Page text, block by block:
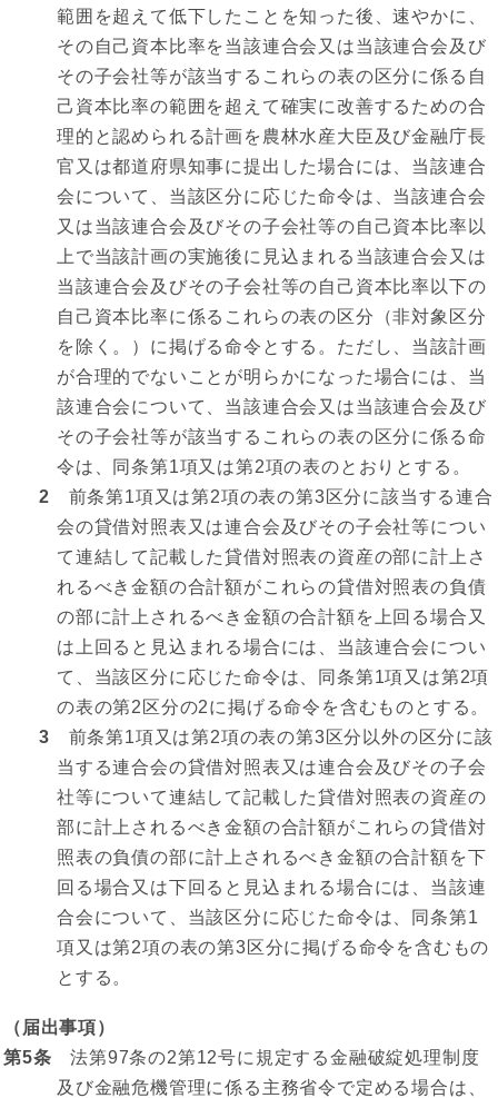
範囲を超えて低下したことを知った後、速やかに、
その自己資本比率を当該連合会又は当該連合会及び
その子会社等が該当するこれらの表の区分に係る自
己資本比率の範囲を超えて確実に改善するための合
理的と認められる計画を農林水産大臣及び金融庁長
官又は都道府県知事に提出した場合には、当該連合
会について、当該区分に応じた命令は、当該連合会
又は当該連合会及びその子会社等の自己資本比率以
上で当該計画の実施後に見込まれる当該連合会又は
当該連合会及びその子会社等の自己資本比率以下の
自己資本比率に係るこれらの表の区分（非対象区分
を除く。）に掲げる命令とする。ただし、当該計画
が合理的でないことが明らかになった場合には、当
該連合会について、当該連合会又は当該連合会及び
その子会社等が該当するこれらの表の区分に係る命
令は、同条第1項又は第2項の表のとおりとする。
2 前条第1項又は第2項の表の第3区分に該当する連合
会の貸借対照表又は連合会及びその子会社等につい
て連結して記載した貸借対照表の資産の部に計上さ
れるべき金額の合計額がこれらの貸借対照表の負債
の部に計上されるべき金額の合計額を上回る場合又
は上回ると見込まれる場合には、当該連合会につい
て、当該区分に応じた命令は、同条第1項又は第2項
の表の第2区分の2に掲げる命令を含むものとする。
3 前条第1項又は第2項の表の第3区分以外の区分に該
当する連合会の貸借対照表又は連合会及びその子会
社等について連結して記載した貸借対照表の資産の
部に計上されるべき金額の合計額がこれらの貸借対
照表の負債の部に計上されるべき金額の合計額を下
回る場合又は下回ると見込まれる場合には、当該連
合会について、当該区分に応じた命令は、同条第1
項又は第2項の表の第3区分に掲げる命令を含むもの
とする。
（届出事項）
第5条 法第97条の2第12号に規定する金融破綻処理制度
及び金融危機管理に係る主務省令で定める場合は、